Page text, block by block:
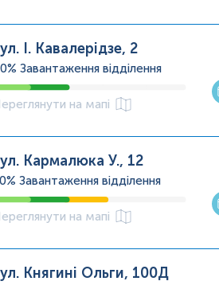
І. Кавалерідзе, 2
Завантаження відділення
на мапі
Кармалюка У., 12
Завантаження відділення
на мапі
Княгині Ольги, 100Д